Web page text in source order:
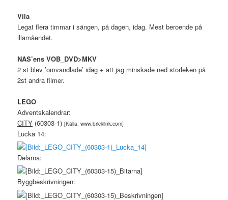
Vila
Legat flera timmar i sängen, på dagen, idag. Mest beroende på
illamåendet.
NAS’ens VOB_DVD>MKV
2 st blev ’omvandlade’ idag + att jag minskade ned storleken på
2st andra filmer.
LEGO
Adventskalendrar:
CITY (60303-1)[Källa: www.bricklink.com]
Lucka 14:
Delarna:
Byggbeskrivningen: